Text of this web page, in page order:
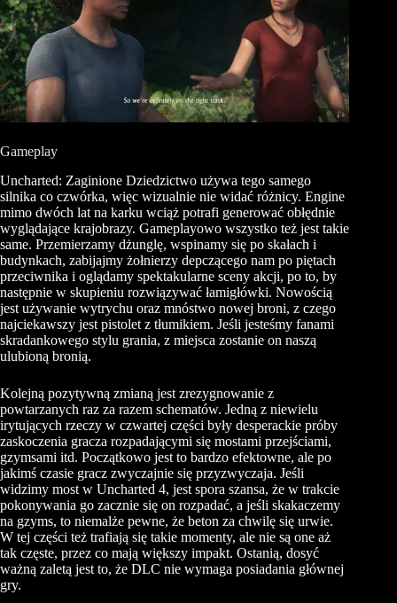
Gameplay
Uncharted: Zaginione Dziedzictwo używa tego samego
silnika co czwórka, więc wizualnie nie widać różnicy. Engine
mimo dwóch lat na karku wciąż potrafi generować obłędnie
wyglądające krajobrazy. Gameplayowo wszystko też jest takie
same. Przemierzamy dżunglę, wspinamy się po skałach i
budynkach, zabijajmy żołnierzy depczącego nam po piętach
przeciwnika i oglądamy spektakularne sceny akcji, po to, by
następnie w skupieniu rozwiązywać łamigłówki. Nowością
jest używanie wytrychu oraz mnóstwo nowej broni, z czego
najciekawszy jest pistolet z tłumikiem. Jeśli jesteśmy fanami
skradankowego stylu grania, z miejsca zostanie on naszą
ulubioną bronią.
Kolejną pozytywną zmianą jest zrezygnowanie z
powtarzanych raz za razem schematów. Jedną z niewielu
irytujących rzeczy w czwartej części były desperackie próby
zaskoczenia gracza rozpadającymi się mostami przejściami,
gzymsami itd. Początkowo jest to bardzo efektowne, ale po
jakimś czasie gracz zwyczajnie się przyzwyczaja. Jeśli
widzimy most w Uncharted 4, jest spora szansa, że w trakcie
pokonywania go zacznie się on rozpadać, a jeśli skakaczemy
na gzyms, to niemalże pewne, że beton za chwilę się urwie.
W tej części też trafiają się takie momenty, ale nie są one aż
tak częste, przez co mają większy impakt. Ostanią, dosyć
ważną zaletą jest to, że DLC nie wymaga posiadania głównej
gry.